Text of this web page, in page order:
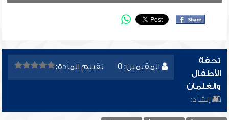
المقيمين: 0 تقييم المادة:
تحفة
الأطفال
والغلمان
إنشاد: